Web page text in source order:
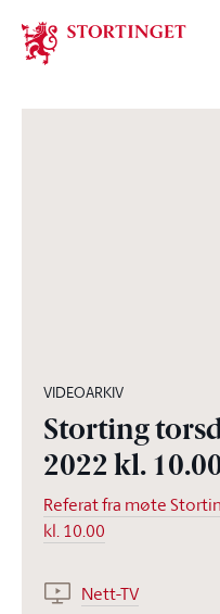
Stortinget.no
VIDEOARKIV
Storting
2022 kl.
Referat fra møte
kl. 10.00
Nett-TV